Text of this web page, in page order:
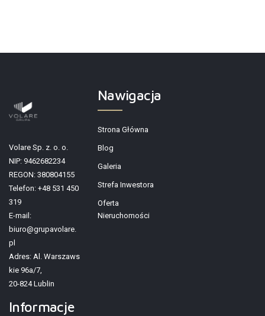
Volare Sp. z. o. o.
NIP: 9462682234
REGON: 380804155
Telefon: +48 531 450
319
E-mail:
biuro@grupavolare.
pl
Adres: Al. Warszaws
kie 96a/7,
20-824 Lublin
Nawigacja
Strona Główna
Blog
Galeria
Strefa Inwestora
Oferta
Nieruchomości
Informacje